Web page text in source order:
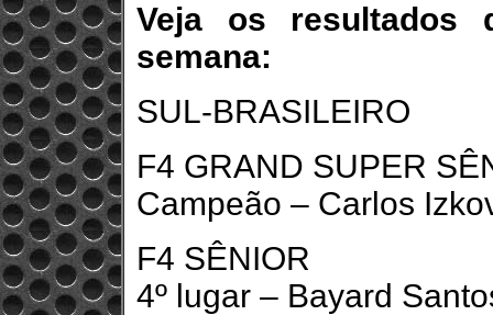
Veja os resultados
semana:
SUL-BRASILEIRO
F4 GRAND SUPER
Campeão – Carlos
F4 SÊNIOR
4º lugar – Bayard